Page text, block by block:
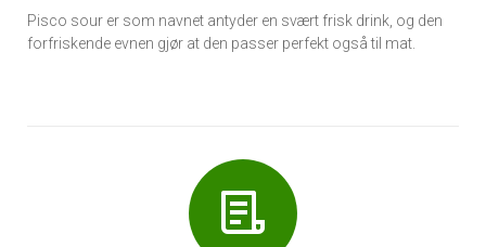
Pisco sour er som navnet antyder en svært frisk drink, og den
forfriskende evnen gjør at den passer perfekt også til mat.